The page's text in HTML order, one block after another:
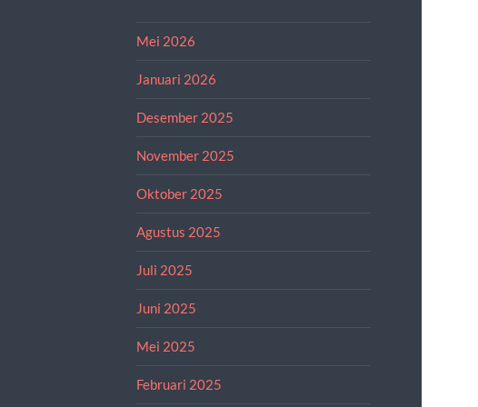
Mei 2026
Januari 2026
Desember 2025
November 2025
Oktober 2025
Agustus 2025
Juli 2025
Juni 2025
Mei 2025
Februari 2025